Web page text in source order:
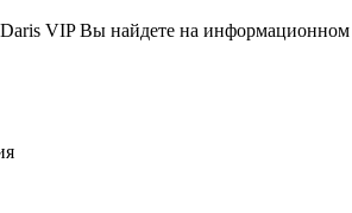
VIP Вы найдете на информационном